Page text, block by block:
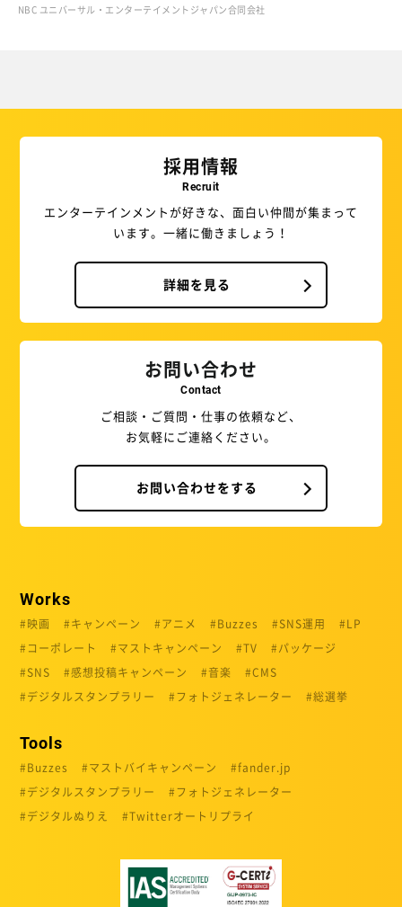
NBC ユニバーサル・エンターテイメントジャパン合同会社
採用情報
Recruit
エンターテインメントが好きな、面白い仲間が集まって
います。一緒に働きましょう！
詳細を見る
お問い合わせ
Contact
ご相談・ご質問・仕事の依頼など、
お気軽にご連絡ください。
お問い合わせをする
Works
映画 キャンペーン アニメ Buzzes SNS運用 LP
コーポレート マストキャンペーン TV パッケージ
SNS 感想投稿キャンペーン 音楽 CMS
デジタルスタンプラリー フォトジェネレーター 総選挙
Tools
Buzzes マストバイキャンペーン fander.jp
デジタルスタンプラリー フォトジェネレーター
デジタルぬりえ Twitterオートリプライ